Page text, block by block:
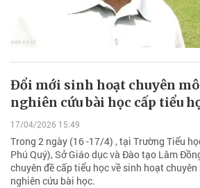
Đổi mới sinh hoạt chuyên
nghiên cứu bài học cấp tiểu
17/04/2026 15:49
Trong 2 ngày (16 -17/4) , tại Trường Tiểu
Phú Quý), Sở Giáo dục và Đào tạo Lâm
chuyên đề cấp tiểu học về sinh hoạt
nghiên cứu bài học.